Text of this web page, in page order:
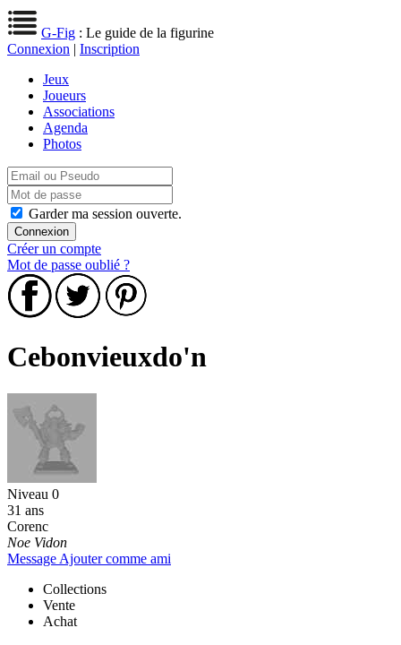
G-Fig : Le guide de la figurine
Connexion | Inscription
Jeux
Joueurs
Associations
Agenda
Photos
Garder ma session ouverte.
Créer un compte
Mot de passe oublié ?
Cebonvieuxdo'n
Niveau 0
31 ans
Corenc
Noe Vidon
Message Ajouter comme ami
Collections
Vente
Achat